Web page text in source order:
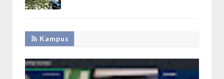
Kampus